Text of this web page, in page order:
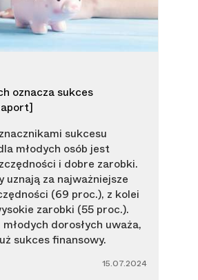
oznacza sukces
sukcesu
młodych osób jest
i dobre zarobki.
uznają za najważniejsze
(69 proc.), z kolei
zarobki (55 proc.).
dorosłych uważa,
sukces finansowy.
15.07.2024